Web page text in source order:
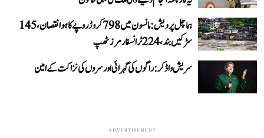
ہماچل پردیش: مانسون میں 798 کروڑ روپے کا ہوا نقصان، 145
سڑکیں بند، 224 ٹرانسفارمرز ٹھپ
سریش واڈکر: راگوں کی گہرائی اور سروں کی نزاکت کے امین
ADVERTISEMENT